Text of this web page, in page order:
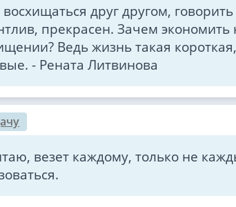
друг другом,
прекрасен. Зачем
Ведь жизнь такая
- Рената Литвинова
везет каждому, только не